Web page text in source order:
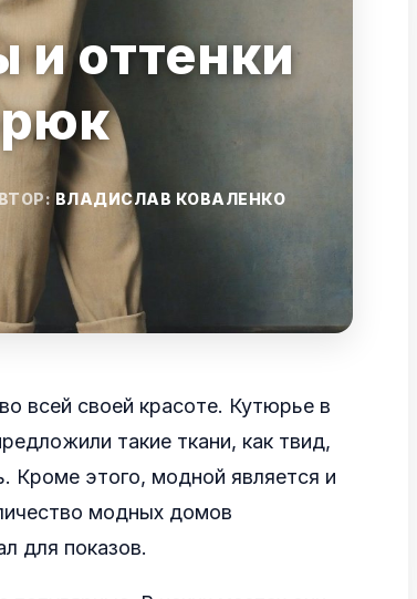
и оттенки
ВЛАДИСЛАВ КОВАЛЕНКО
всей своей красоте. Кутюрье в
такие ткани, как твид,
Кроме этого, модной является и
модных домов
для показов.